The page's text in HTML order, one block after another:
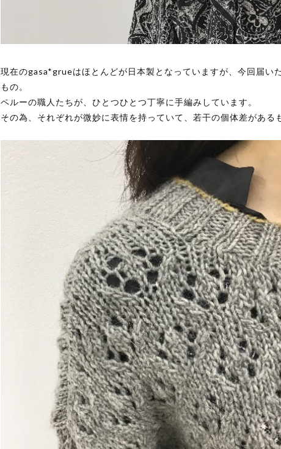
現在のgasa*grueはほとんどが日本製となっていますが、今回届い
もの。
ペルーの職人たちが、ひとつひとつ丁寧に手編みしています。
その為、それぞれが微妙に表情を持っていて、若干の個体差がある